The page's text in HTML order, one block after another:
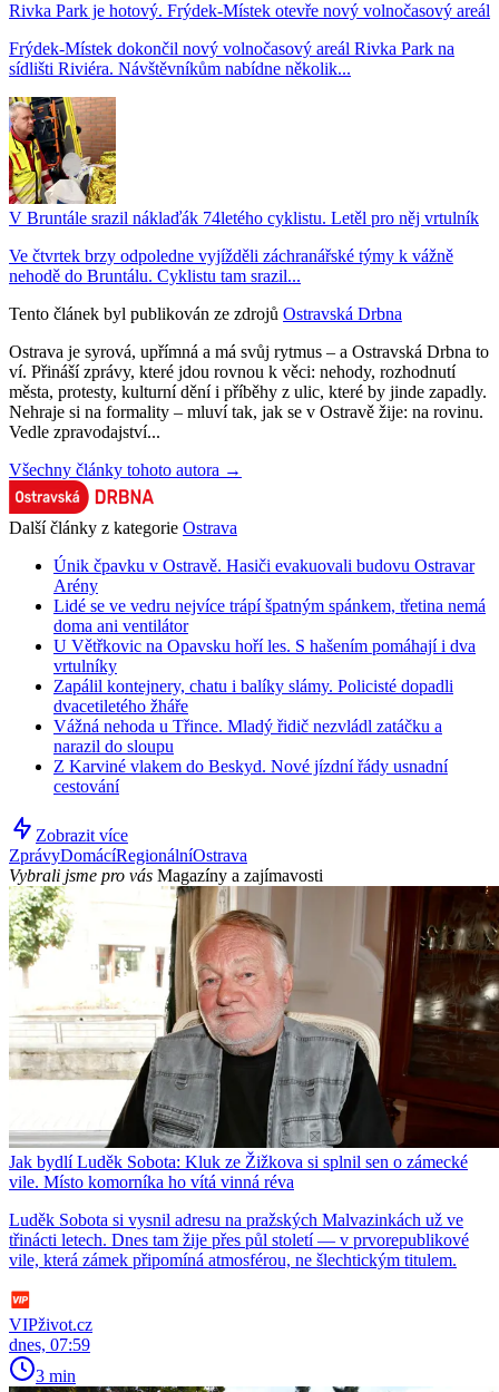
Rivka Park je hotový. Frýdek-Místek otevře nový volnočasový areál
Frýdek-Místek dokončil nový volnočasový areál Rivka Park na
sídlišti Riviéra. Návštěvníkům nabídne několik...
V Bruntále srazil náklaďák 74letého cyklistu. Letěl pro něj vrtulník
Ve čtvrtek brzy odpoledne vyjížděli záchranářské týmy k vážně
nehodě do Bruntálu. Cyklistu tam srazil...
Tento článek byl publikován ze zdrojů Ostravská Drbna
Ostrava je syrová, upřímná a má svůj rytmus – a Ostravská Drbna to
ví. Přináší zprávy, které jdou rovnou k věci: nehody, rozhodnutí
města, protesty, kulturní dění i příběhy z ulic, které by jinde zapadly.
Nehraje si na formality – mluví tak, jak se v Ostravě žije: na rovinu.
Vedle zpravodajství...
Všechny články tohoto autora →
Další články z kategorie Ostrava
Únik čpavku v Ostravě. Hasiči evakuovali budovu Ostravar
Arény
Lidé se ve vedru nejvíce trápí špatným spánkem, třetina nemá
doma ani ventilátor
U Větřkovic na Opavsku hoří les. S hašením pomáhají i dva
vrtulníky
Zapálil kontejnery, chatu i balíky slámy. Policisté dopadli
dvacetiletého žháře
Vážná nehoda u Třince. Mladý řidič nezvládl zatáčku a
narazil do sloupu
Z Karviné vlakem do Beskyd. Nové jízdní řády usnadní
cestování
Zobrazit více
ZprávyDomácíRegionálníOstrava
Vybrali jsme pro vás Magazíny a zajímavosti
Jak bydlí Luděk Sobota: Kluk ze Žižkova si splnil sen o zámecké
vile. Místo komorníka ho vítá vinná réva
Luděk Sobota si vysnil adresu na pražských Malvazinkách už ve
třinácti letech. Dnes tam žije přes půl století — v prvorepublikové
vile, která zámek připomíná atmosférou, ne šlechtickým titulem.
VIPživot.cz
dnes, 07:59
3 min